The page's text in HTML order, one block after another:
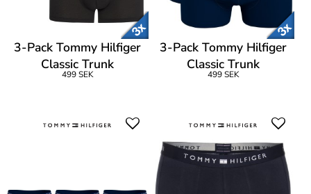
3-Pack Tommy Hilfiger
Classic Trunk
499 SEK
3-Pack Tommy Hilfiger
Classic Trunk
499 SEK